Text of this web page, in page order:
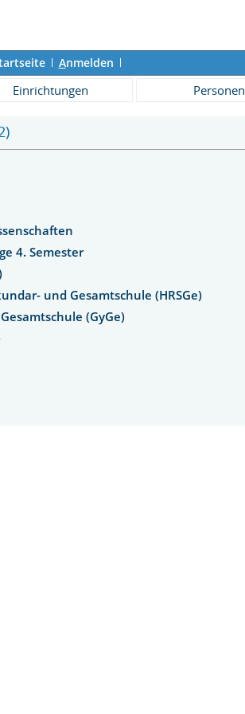
Anmelden
Einrichtungen Personen
4. Semester
und Gesamtschule (HRSGe)
(GyGe)